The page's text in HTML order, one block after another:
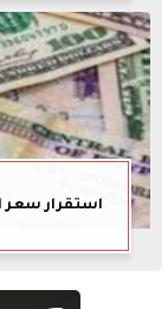
استقرار سعر